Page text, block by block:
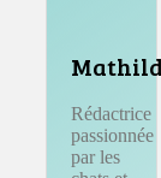
Rédactrice
passionnée
par les